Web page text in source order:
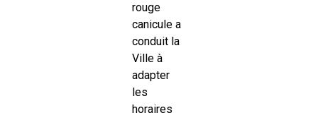
rouge
canicule a
conduit la
Ville à
adapter
les
horaires